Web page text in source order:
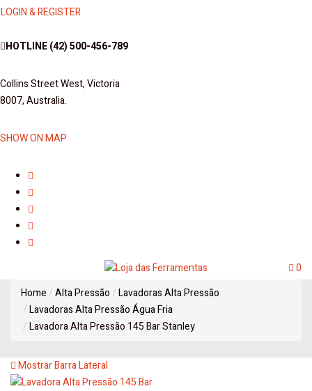
LOGIN & REGISTER
HOTLINE(42) 500-456-789
Collins Street West, Victoria
8007, Australia.
SHOW ON MAP
0
Home
Alta Pressão
Lavadoras Alta Pressão
Lavadoras Alta Pressão Água Fria
Lavadora Alta Pressão 145 Bar Stanley
Mostrar Barra Lateral